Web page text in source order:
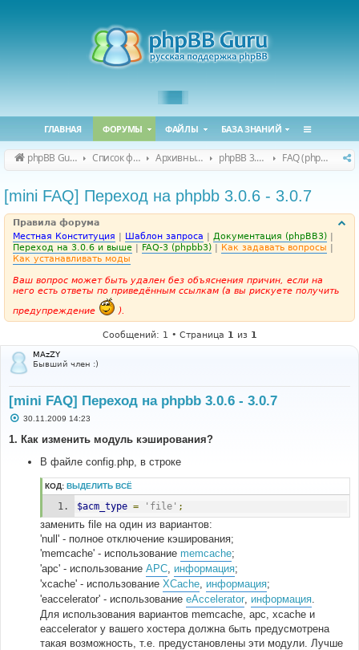
ГЛАВНАЯ ФОРУМЫ ФАЙЛЫ БАЗА ЗНАНИЙ
phpBB Guru Список форумов Архивные форумы phpBB 3.0.x (архив) FAQ (phpBB 3.0.x)
[mini FAQ] Переход на phpbb 3.0.6 - 3.0.7
Правила форума
Местная Конституция | Шаблон запроса | Документация (phpBB3) |
Переход на 3.0.6 и выше | FAQ-3 (phpbb3) | Как задавать вопросы |
Как устанавливать моды
Ваш вопрос может быть удален без объяснения причин, если на
него есть ответы по приведённым ссылкам (а вы рискуете получить
предупреждение
).
Сообщений: 1 • Страница 1 из 1
MAzZY
Бывший член :)
[mini FAQ] Переход на phpbb 3.0.6 - 3.0.7
С
о
б
30.11.2009 14:23
1. Как изменить модуль кэширования?
В файле config.php, в строке
КОД: ВЫДЕЛИТЬ ВСЁ
$acm_type = 'file' ;
заменить file на один из вариантов:
'null' - полное отключение кэширования;
'memcache' - использование memcache;
'apc' - использование APC информация;
'xcache' - использование XCache информация;
'eaccelerator' - использование eAccelerator информация
Для использования вариантов memcache, apc, xcache и
eaccelerator у вашего хостера должна быть предусмотрена
такая возможность, т.е. предустановлены эти модули. Лучше